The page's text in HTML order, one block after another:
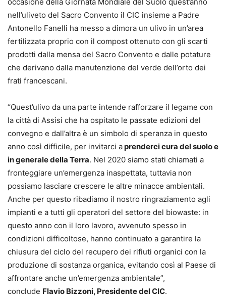
nell’uliveto del Sacro Convento il CIC insieme a Padre
Antonello Fanelli ha messo a dimora un ulivo in un’area
fertilizzata proprio con il compost ottenuto con gli scarti
prodotti dalla mensa del Sacro Convento e dalle potature
che derivano dalla manutenzione del verde dell’orto dei
frati francescani.
“Quest’ulivo da una parte intende rafforzare il legame con
la città di Assisi che ha ospitato le passate edizioni del
convegno e dall’altra è un simbolo di speranza in questo
anno così difficile, per invitarci aprenderci cura del suolo e
in generale della Terra. Nel 2020 siamo stati chiamati a
fronteggiare un’emergenza inaspettata, tuttavia non
possiamo lasciare crescere le altre minacce ambientali.
Anche per questo ribadiamo il nostro ringraziamento agli
impianti e a tutti gli operatori del settore del biowaste: in
questo anno con il loro lavoro, avvenuto spesso in
condizioni difficoltose, hanno continuato a garantire la
chiusura del ciclo del recupero dei rifiuti organici con la
produzione di sostanza organica, evitando così al Paese di
affrontare anche un’emergenza ambientale”,
conclude Flavio Bizzoni, Presidente del CIC.